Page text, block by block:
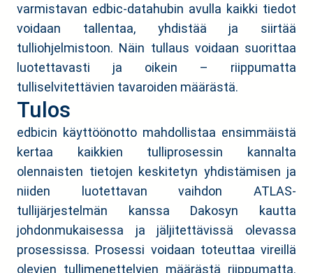
varmistavan edbic-datahubin avulla kaikki tiedot
voidaan tallentaa, yhdistää ja siirtää
tulliohjelmistoon. Näin tullaus voidaan suorittaa
luotettavasti ja oikein – riippumatta
tulliselvitettävien tavaroiden määrästä.
Tulos
edbicin käyttöönotto mahdollistaa ensimmäistä
kertaa kaikkien tulliprosessin kannalta
olennaisten tietojen keskitetyn yhdistämisen ja
niiden luotettavan vaihdon ATLAS-
tullijärjestelmän kanssa Dakosyn kautta
johdonmukaisessa ja jäljitettävissä olevassa
prosessissa. Prosessi voidaan toteuttaa vireillä
olevien tullimenettelyjen määrästä riippumatta.